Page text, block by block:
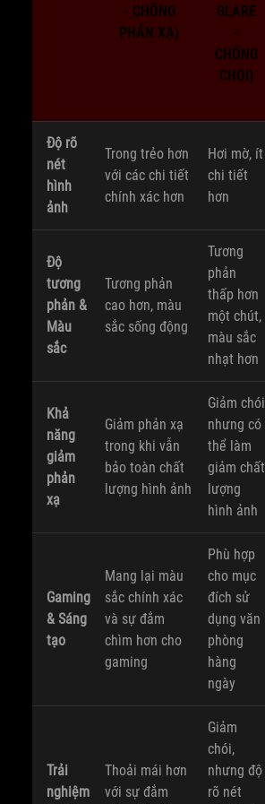
- CHỐNG
PHẢN XẠ)
GLARE
-
CHỐNG
CHÓI)
Độ rõ
nét
hình
ảnh
Trong trẻo hơn
với các chi tiết
chính xác hơn
Hơi mờ, ít
chi tiết
hơn
Độ
tương
phản &
Màu
sắc
Tương phản
cao hơn, màu
sắc sống động
Tương
phản
thấp hơn
một chút,
màu sắc
nhạt hơn
Khả
năng
giảm
phản
xạ
Giảm phản xạ
trong khi vẫn
bảo toàn chất
lượng hình ảnh
Giảm chói
nhưng có
thể làm
giảm chất
lượng
hình ảnh
Gaming
& Sáng
tạo
Mang lại màu
sắc chính xác
và sự đắm
chìm hơn cho
gaming
Phù hợp
cho mục
đích sử
dụng văn
phòng
hàng
ngày
Trải
nghiệm
Thoải mái hơn
với sự đắm
Giảm
chói,
nhưng độ
rõ nét